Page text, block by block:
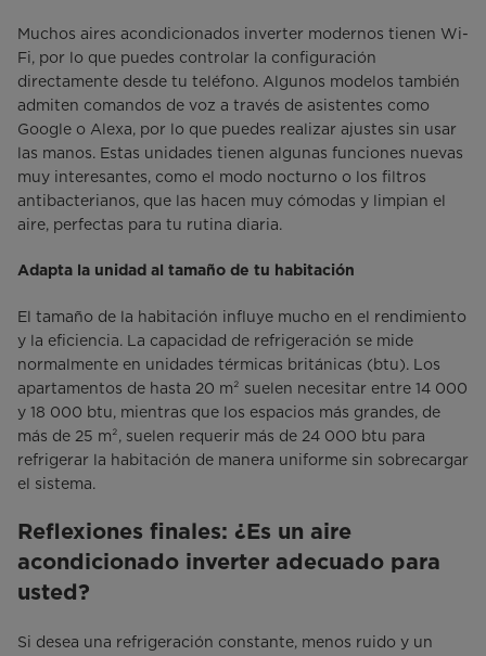
Muchos aires acondicionados inverter modernos tienen Wi-
Fi, por lo que puedes controlar la configuración
directamente desde tu teléfono. Algunos modelos también
admiten comandos de voz a través de asistentes como
Google o Alexa, por lo que puedes realizar ajustes sin usar
las manos. Estas unidades tienen algunas funciones nuevas
muy interesantes, como el modo nocturno o los filtros
antibacterianos, que las hacen muy cómodas y limpian el
aire, perfectas para tu rutina diaria.
Adapta la unidad al tamaño de tu habitación
El tamaño de la habitación influye mucho en el rendimiento
y la eficiencia. La capacidad de refrigeración se mide
normalmente en unidades térmicas británicas (btu). Los
apartamentos de hasta 20 m² suelen necesitar entre 14 000
y 18 000 btu, mientras que los espacios más grandes, de
más de 25 m², suelen requerir más de 24 000 btu para
refrigerar la habitación de manera uniforme sin sobrecargar
el sistema.
Reflexiones finales: ¿Es un aire
acondicionado inverter adecuado para
usted?
Si desea una refrigeración constante, menos ruido y un